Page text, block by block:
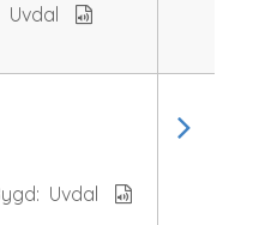
Uvdal
Uvdal